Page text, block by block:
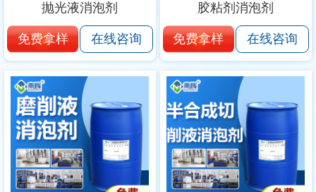
抛光液消泡剂
免费拿样 在线咨询
胶粘剂消泡剂
免费拿样 在线咨询